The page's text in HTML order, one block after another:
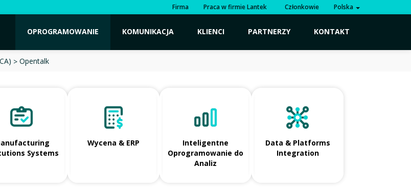
Firma Praca w firmie Lantek Członkowie Polska
OPROGRAMOWANIE KOMUNIKACJA KLIENCI PARTNERZY KONTAKT
Opentalk
Systems
Wycena & ERP
Inteligentne
Oprogramowanie do
Analiz
Data & Platforms
Integration